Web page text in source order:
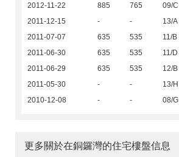
2012-11-22 885 765 09/C
2011-12-15 - - 13/A
2011-07-07 635 535 11/B
2011-06-30 635 535 11/D
2011-06-29 635 535 12/B
2011-05-30 - - 13/H
2010-12-08 - - 08/G
更多關於在銅鑼灣的住宅樓盤信息